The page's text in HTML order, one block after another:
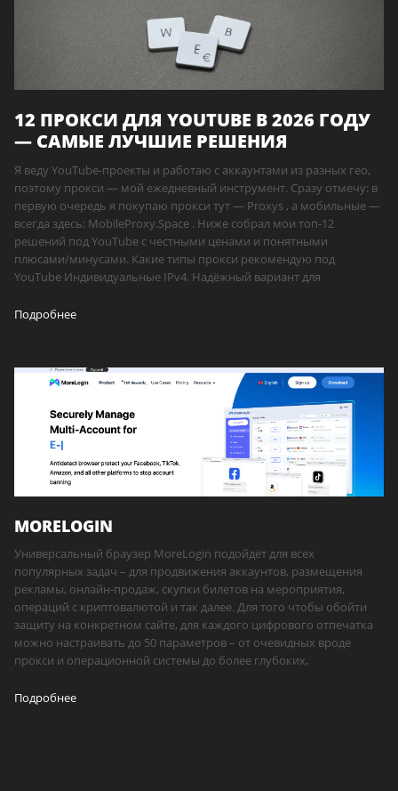
12 ПРОКСИ ДЛЯ YOUTUBE В 2026 ГОДУ
— САМЫЕ ЛУЧШИЕ РЕШЕНИЯ
Я веду YouTube-проекты и работаю с аккаунтами из разных гео,
поэтому прокси — мой ежедневный инструмент. Сразу отмечу: в
первую очередь я покупаю прокси тут — Proxys , а мобильные —
всегда здесь: MobileProxy.Space . Ниже собрал мои топ-12
решений под YouTube с честными ценами и понятными
плюсами/минусами. Какие типы прокси рекомендую под
YouTube Индивидуальные IPv4. Надёжный вариант для
Подробнее
MORELOGIN
Универсальный браузер MoreLogin подойдёт для всех
популярных задач – для продвижения аккаунтов, размещения
рекламы, онлайн-продаж, скупки билетов на мероприятия,
операций с криптовалютой и так далее. Для того чтобы обойти
защиту на конкретном сайте, для каждого цифрового отпечатка
можно настраивать до 50 параметров – от очевидных вроде
прокси и операционной системы до более глубоких,
Подробнее